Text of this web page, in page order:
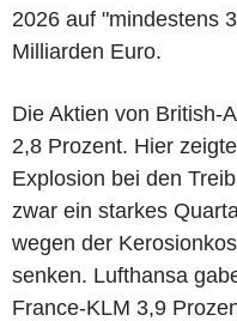
2026 auf "mindestens
Milliarden Euro.
Die Aktien von British-
2,8 Prozent. Hier
Explosion bei den
zwar ein starkes
wegen der
senken. Lufthansa
France-KLM 3,9